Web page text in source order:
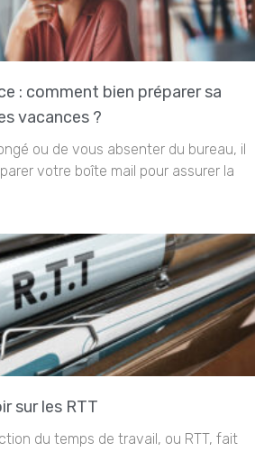
: comment bien préparer sa
vacances ?
ou de vous absenter du bureau, il
votre boîte mail pour assurer la
sur les RTT
du temps de travail, ou RTT, fait